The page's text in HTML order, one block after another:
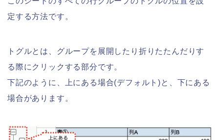
定する方法です。
トグルとは、グループを展開したり折りたたんだりす
る際にクリックする部分です。
下記のように、上にある場合(デフォルト)と、下にある
場合があります。